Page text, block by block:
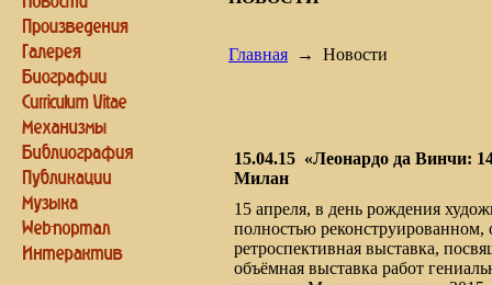
Главная → Новости
15.04.15 «Леонардо да Винчи:
Милан
15 апреля, в день рождения
полностью
ретроспективная выставка,
объёмная выставка работ